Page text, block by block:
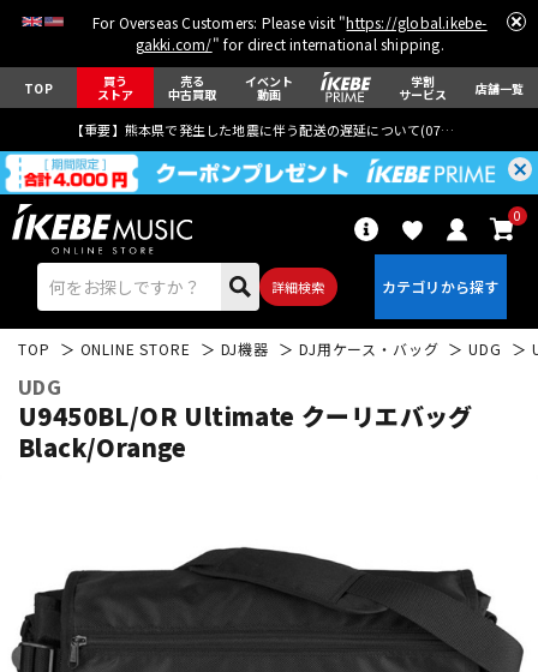
For Overseas Customers: Please visit "https://global.ikebe-
gakki.com/" for direct international shipping.
TOP 買う
ストア
売る
中古買取
イベント
動画
学割
サービス 店舗一覧
【重要】熊本県で発生した地震に伴う配送の遅延について(07月29日
詳細検索
0
ベース ウクレレ
ドラム パーカッション
TOP ONLINE STORE DJ機器 DJ用ケース・バッグ UDG
UDG
U9450BL/OR Ultimate クーリエバッグ
Black/Orange